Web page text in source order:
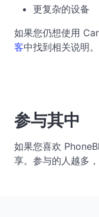
更复杂的设备
如果您仍想使用
客中找到相关说明。
参与其中
如果您喜欢
享。参与的人越多